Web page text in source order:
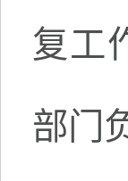
复工
部门